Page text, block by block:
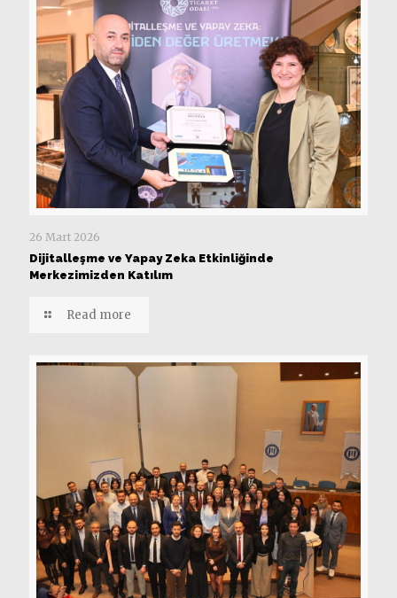
26 Mart 2026
Dijitalleşme ve Yapay Zeka Etkinliğinde
Merkezimizden Katılım
Read more